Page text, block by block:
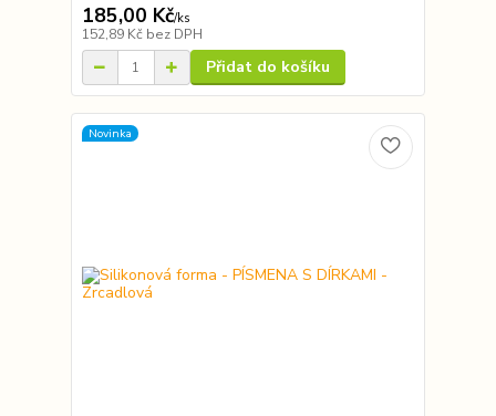
185,00 Kč/ks
152,89 Kč bez DPH
Přidat do košíku
Novinka